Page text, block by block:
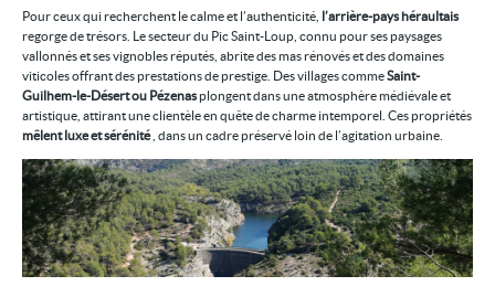
Pour ceux qui recherchent le calme et l’authenticité,
l’arrière-pays héraultais
regorge de trésors. Le secteur du Pic Saint-Loup, connu pour ses paysages
vallonnés et ses vignobles réputés, abrite des mas rénovés et des domaines
viticoles offrant des prestations de prestige. Des villages commeSaint-
Guilhem-le-Désert ou Pézenasplongent dans une atmosphère médiévale et
artistique, attirant une clientèle en quête de charme intemporel. Ces propriétés
mêlent luxe et sérénité , dans un cadre préservé loin de l’agitation urbaine.